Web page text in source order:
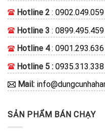
Hotline 2 : 0902.049.059
Hotline 3 : 0899.495.459
Hotline 4: 0901.293.636
Hotline 5 : 0935.313.338
Mail:
SẢN PHẨM BÁN CHẠY